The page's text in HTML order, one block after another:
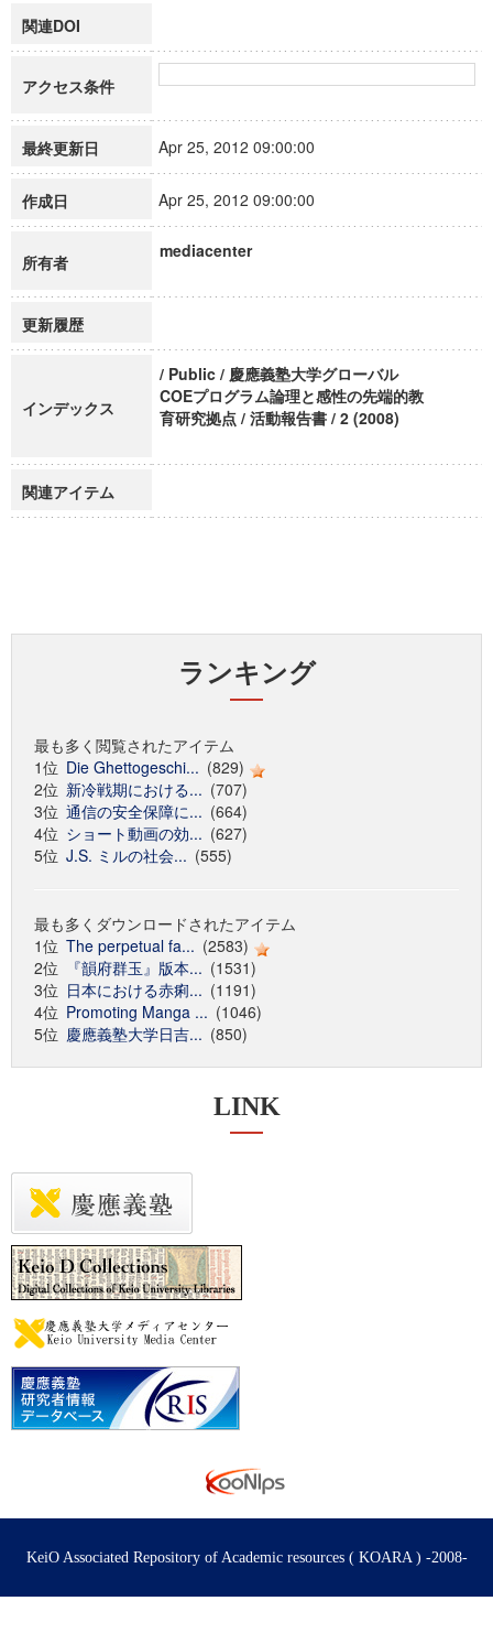
関連DOI
アクセス条件
最終更新日 Apr 25, 2012 09:00:00
作成日 Apr 25, 2012 09:00:00
所有者
mediacenter
更新履歴
インデックス
/ Public / 慶應義塾大学グローバル
COEプログラム論理と感性の先端的教
育研究拠点 / 活動報告書 / 2 (2008)
関連アイテム
ランキング
最も多く閲覧されたアイテム
1位 Die Ghettogeschi... (829)
2位 新冷戦期における... (707)
3位 通信の安全保障に... (664)
4位 ショート動画の効... (627)
5位 J.S. ミルの社会... (555)
最も多くダウンロードされたアイテム
1位 The perpetual fa... (2583)
2位
『韻府群玉』版本... (1531)
3位 日本における赤痢... (1191)
4位 Promoting Manga ... (1046)
5位 慶應義塾大学日吉... (850)
LINK
KeiO Associated Repository of Academic resources ( KOARA ) -2008-